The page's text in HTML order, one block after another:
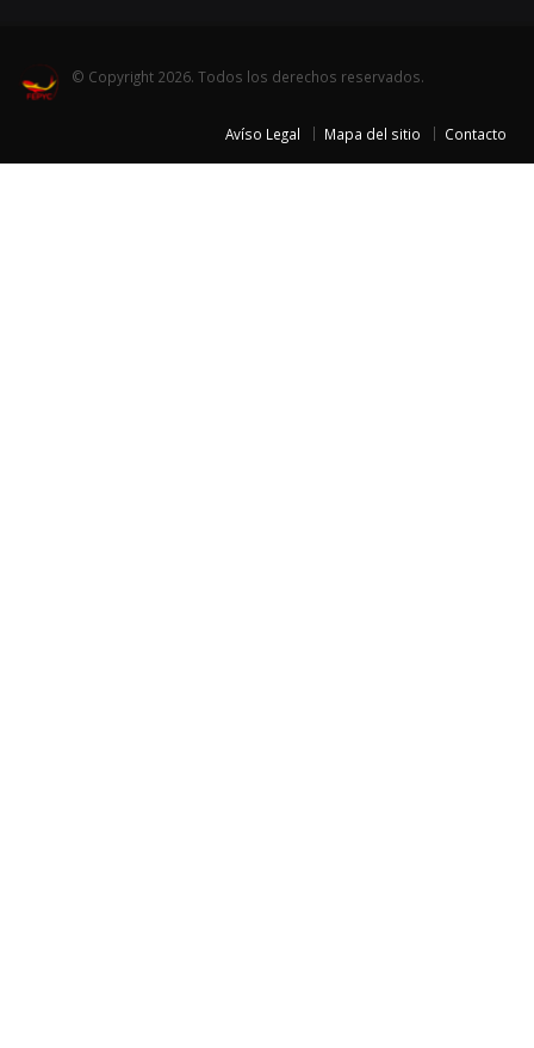
© Copyright 2026. Todos los derechos reservados.
Avíso Legal Mapa del sitio Contacto